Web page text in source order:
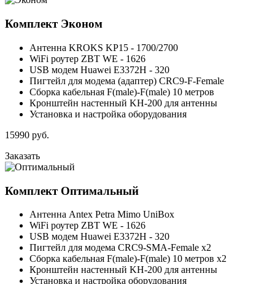
Комплект Эконом
Антенна KROKS KP15 - 1700/2700
WiFi роутер ZBT WE - 1626
USB модем Huawei E3372H - 320
Пигтейл для модема (адаптер) CRC9-F-Female
Сборка кабельная F(male)-F(male) 10 метров
Кронштейн настенный KH-200 для антенны
Установка и настройка оборудования
15990 руб.
Заказать
Комплект Оптимальный
Антенна Antex Petra Mimo UniBox
WiFi роутер ZBT WE - 1626
USB модем Huawei E3372H - 320
Пигтейл для модема CRC9-SMA-Female x2
Сборка кабельная F(male)-F(male) 10 метров x2
Кронштейн настенный KH-200 для антенны
Установка и настройка оборудования